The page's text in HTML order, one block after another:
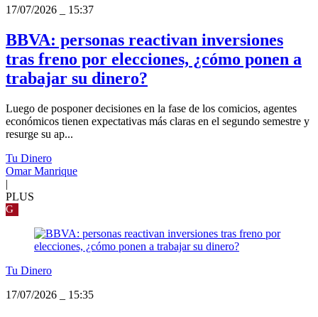
17/07/2026
15:37
BBVA: personas reactivan inversiones
tras freno por elecciones, ¿cómo ponen a
trabajar su dinero?
Luego de posponer decisiones en la fase de los comicios, agentes
económicos tienen expectativas más claras en el segundo semestre y
resurge su ap...
Tu Dinero
Omar Manrique
|
PLUS
G
Tu Dinero
17/07/2026
15:35